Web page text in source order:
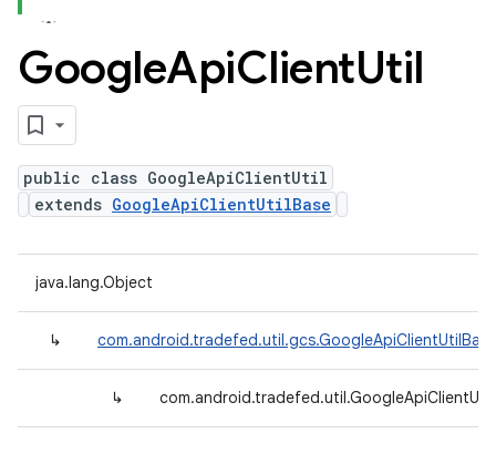
GoogleApiClientUtil
public class GoogleApiClientUtil
extends GoogleApiClientUtilBase
java.lang.Object
↳ com.android.tradefed.util.gcs.GoogleApiClientUtilBase
↳ com.android.tradefed.util.GoogleApiClientUtil